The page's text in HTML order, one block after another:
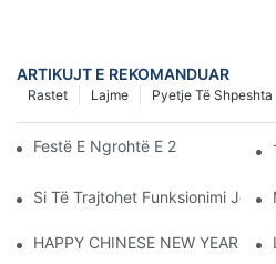
ARTIKUJT E REKOMANDUAR
Pyetje Të Shpeshta
Lajme
Rastet
Festë E Ngrohtë E 22-Vjetorit Të
Si Të Trajtohet Funksionimi
HAPPY CHINESE NEW YEAR！